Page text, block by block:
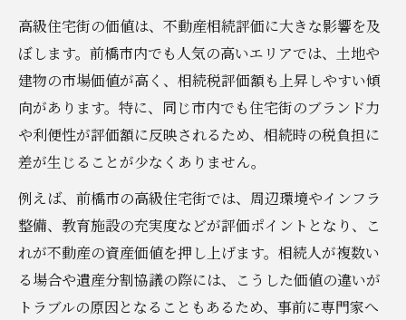
高級住宅街の価値は、不動産相続評価に大きな影響を及
ぼします。前橋市内でも人気の高いエリアでは、土地や
建物の市場価値が高く、相続税評価額も上昇しやすい傾
向があります。特に、同じ市内でも住宅街のブランド力
や利便性が評価額に反映されるため、相続時の税負担に
差が生じることが少なくありません。
例えば、前橋市の高級住宅街では、周辺環境やインフラ
整備、教育施設の充実度などが評価ポイントとなり、こ
れが不動産の資産価値を押し上げます。相続人が複数い
る場合や遺産分割協議の際には、こうした価値の違いが
トラブルの原因となることもあるため、事前に専門家へ